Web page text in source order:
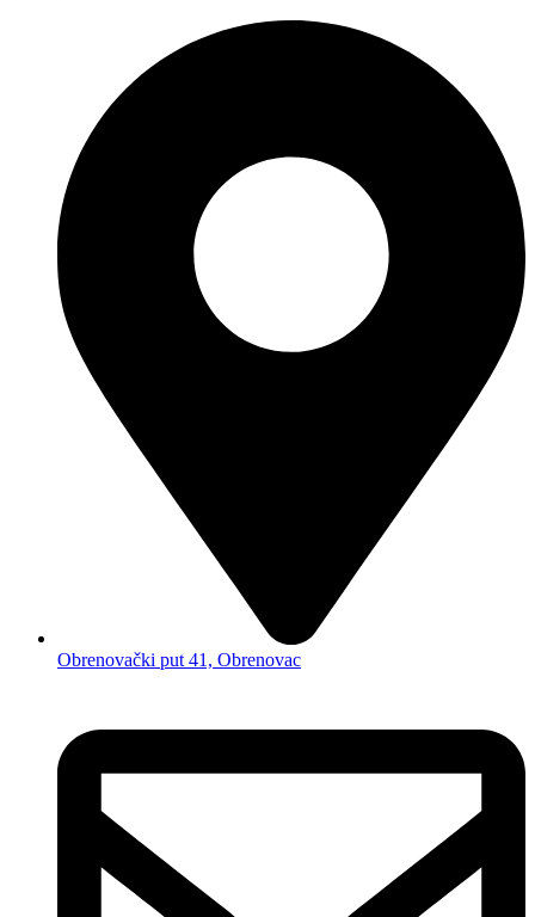
Obrenovački put 41, Obrenovac